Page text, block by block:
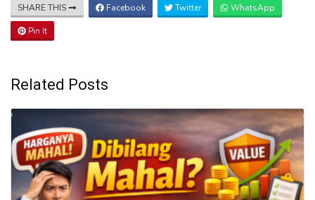
SHARE THIS Facebook Twitter WhatsApp
Pin It
Related Posts